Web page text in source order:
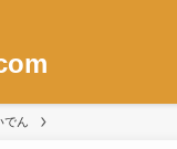
でん